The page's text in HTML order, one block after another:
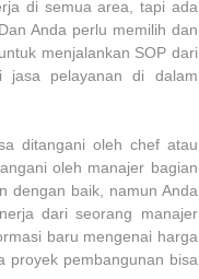
di semua area, tapi ada
Anda perlu memilih dan
menjalankan SOP dari
jasa pelayanan di dalam
ditangani oleh chef atau
oleh manajer bagian
dengan baik, namun Anda
dari seorang manajer
baru mengenai harga
proyek pembangunan bisa